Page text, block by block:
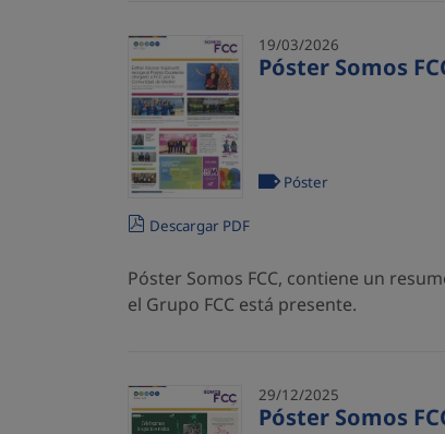
19/03/2026
Póster Somos
Descargar PDF
Póster
Póster Somos FCC, contiene un
el Grupo FCC está presente.
29/12/2025
Póster Somos